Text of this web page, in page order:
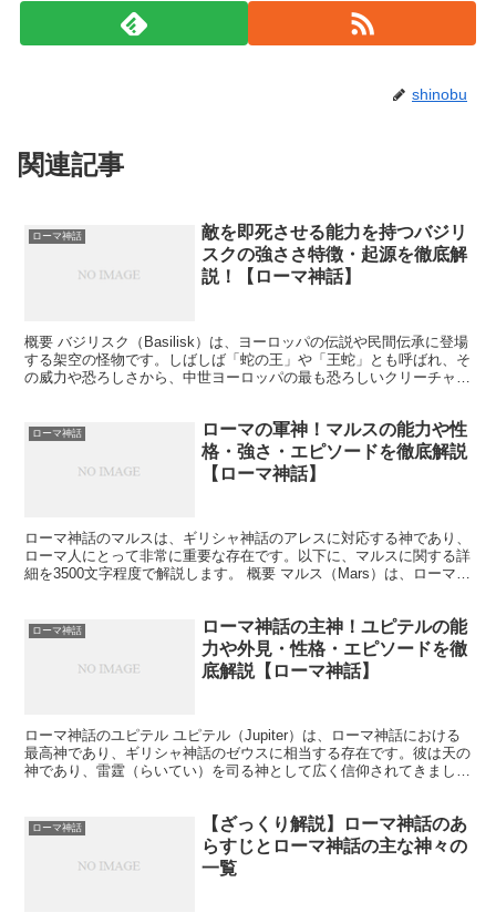
shinobu
関連記事
ローマ神話
敵を即死させる能力を持つバジリ
スクの強ささ特徴・起源を徹底解
説！【ローマ神話】
概要 バジリスク（Basilisk）は、ヨーロッパの伝説や民間伝承に登場
する架空の怪物です。しばしば「蛇の王」や「王蛇」とも呼ばれ、そ
の威力や恐ろしさから、中世ヨーロッパの最も恐ろしいクリーチャー
ローマ神話
ローマの軍神！マルスの能力や性
格・強さ・エピソードを徹底解説
【ローマ神話】
ローマ神話のマルスは、ギリシャ神話のアレスに対応する神であり、
ローマ人にとって非常に重要な存在です。以下に、マルスに関する詳
細を3500文字程度で解説します。 概要 マルス（Mars）は、ローマ神
ローマ神話
ローマ神話の主神！ユピテルの能
力や外見・性格・エピソードを徹
底解説【ローマ神話】
ローマ神話のユピテル ユピテル（Jupiter）は、ローマ神話における
最高神であり、ギリシャ神話のゼウスに相当する存在です。彼は天の
神であり、雷霆（らいてい）を司る神として広く信仰されてきまし
ローマ神話
【ざっくり解説】ローマ神話のあ
らすじとローマ神話の主な神々の
一覧